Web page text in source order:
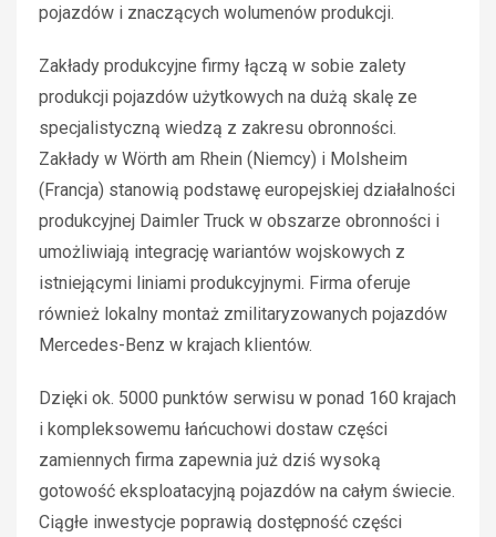
pojazdów i znaczących wolumenów produkcji.
Zakłady produkcyjne firmy łączą w sobie zalety
produkcji pojazdów użytkowych na dużą skalę ze
specjalistyczną wiedzą z zakresu obronności.
Zakłady w Wörth am Rhein (Niemcy) i Molsheim
(Francja) stanowią podstawę europejskiej działalności
produkcyjnej Daimler Truck w obszarze obronności i
umożliwiają integrację wariantów wojskowych z
istniejącymi liniami produkcyjnymi. Firma oferuje
również lokalny montaż zmilitaryzowanych pojazdów
Mercedes-Benz w krajach klientów.
Dzięki ok. 5000 punktów serwisu w ponad 160 krajach
i kompleksowemu łańcuchowi dostaw części
zamiennych firma zapewnia już dziś wysoką
gotowość eksploatacyjną pojazdów na całym świecie.
Ciągłe inwestycje poprawią dostępność części